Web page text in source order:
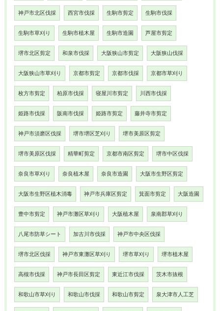
神戸市北区伐採 西宮市伐採 生駒市剪定 生駒市伐採
生駒市草刈り 生駒市植木屋 生駒市造園 芦屋市剪定
堺市北区剪定 和泉市伐採 大阪狭山市剪定 大阪狭山伐採
大阪狭山市草刈り 京都市剪定 京都市伐採 京都市草刈り
枚方市剪定 柏原市伐採 寝屋川市剪定 川西市伐採
姫路市伐採 阪南市伐採 姫路市剪定 藤井寺市剪定
神戸市須磨区伐採 堺市堺区芝刈り 堺市美原区剪定
堺市美原区伐採 精華町剪定 京都市南区剪定 堺市中区伐採
奈良市草刈り 奈良植木屋 奈良市造園 大阪市生野区剪定
大阪市生野区植木消毒 神戸市兵庫区剪定 箕面市剪定 大阪造園
豊中市剪定 神戸市灘区草刈り 大阪植木屋 泉南郡草刈り
八尾市防草シート 加古川市伐採 神戸市中央区伐採
堺市北区伐採 神戸市東灘区草刈り 堺市草刈り 堺市植木屋
高槻市伐採 神戸市長田区剪定 東近江市伐採 茨木市抜根
和歌山市草刈り 和歌山市伐採 和歌山市剪定 泉大津市人工芝